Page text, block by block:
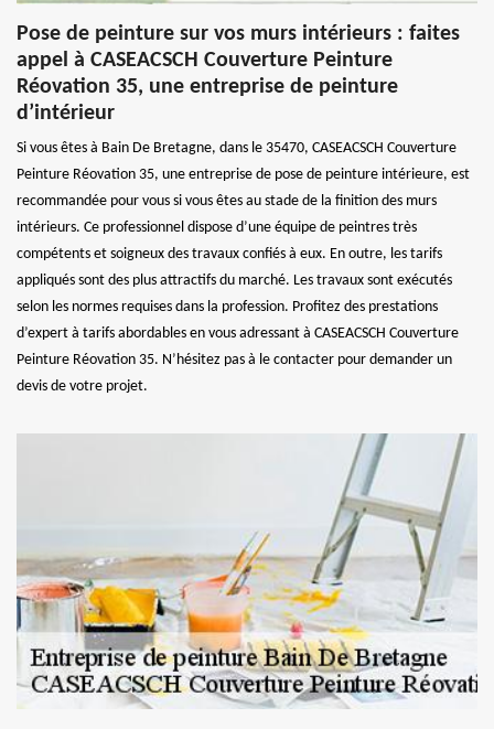
Pose de peinture sur vos murs intérieurs : faites
appel à CASEACSCH Couverture Peinture
Réovation 35, une entreprise de peinture
d’intérieur
Si vous êtes à Bain De Bretagne, dans le 35470, CASEACSCH Couverture
Peinture Réovation 35, une entreprise de pose de peinture intérieure, est
recommandée pour vous si vous êtes au stade de la finition des murs
intérieurs. Ce professionnel dispose d’une équipe de peintres très
compétents et soigneux des travaux confiés à eux. En outre, les tarifs
appliqués sont des plus attractifs du marché. Les travaux sont exécutés
selon les normes requises dans la profession. Profitez des prestations
d’expert à tarifs abordables en vous adressant à CASEACSCH Couverture
Peinture Réovation 35. N’hésitez pas à le contacter pour demander un
devis de votre projet.